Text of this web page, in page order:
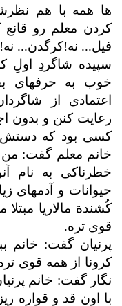
ها همه با هم
کردن معلم رو
فیل... نه!کرگدن...
سپیده شاگردِ اولِ
خوب به حرفهای
اعتمادی از
رعایت کنن و بدون
کسی بود که دستش
خانم معلم گفت:
خطرناکی به نام
حیوانات و آدمهای
کُشندة مالاریا
قوی تره.
پرنیان گفت: خانم
کرونا از همه قوی
نگار گفت: خانم
با اون قد و قواره